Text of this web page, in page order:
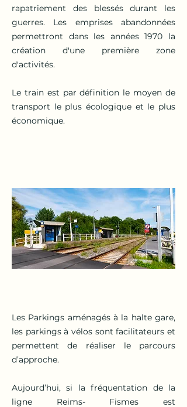
rapatriement des blessés durant les
guerres. Les emprises abandonnées
permettront dans les années 1970 la
création d'une première zone
d'activités.
Le train est par définition le moyen de
transport le plus écologique et le plus
économique.
Les Parkings aménagés à la halte gare,
les parkings à vélos sont facilitateurs et
permettent de réaliser le parcours
d’approche.
Aujourd’hui, si la fréquentation de la
ligne Reims- Fismes est